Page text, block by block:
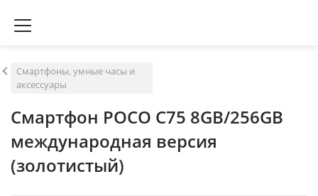
Смартфоны, умные часы и
аксессуары
Смартфон POCO C75 8GB/256GB
международная версия
(золотистый)